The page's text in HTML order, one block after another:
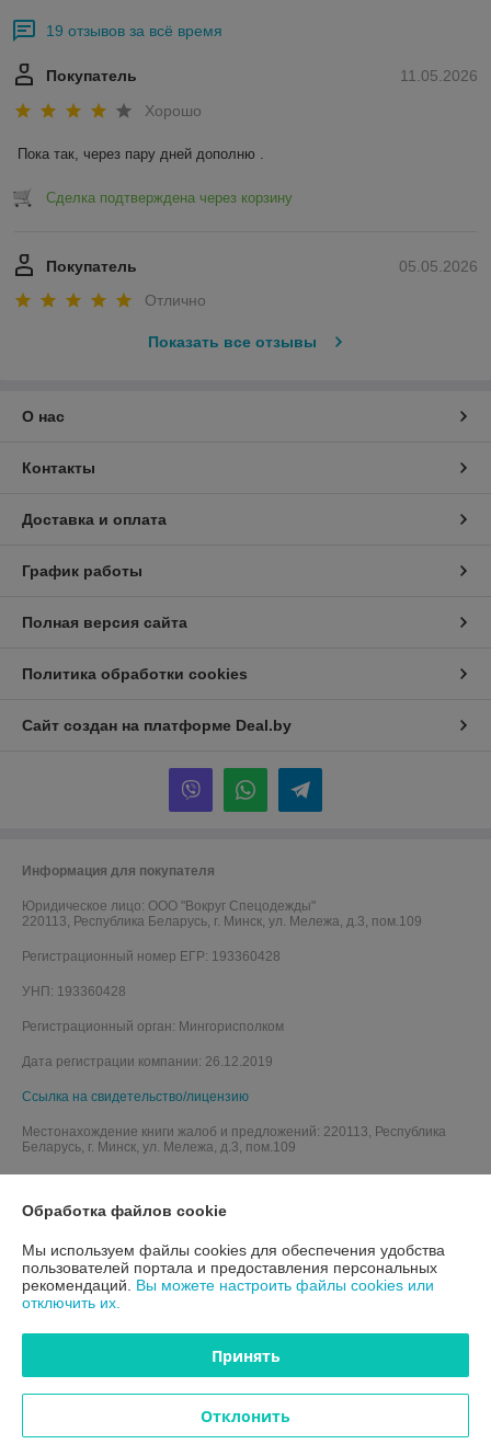
19 отзывов за всё время
11.05.2026
Покупатель
Хорошо
Пока так, через пару дней дополню .
Сделка подтверждена через корзину
05.05.2026
Покупатель
Отлично
Показать все отзывы
О нас
Контакты
Доставка и оплата
График работы
Полная версия сайта
Политика обработки cookies
Сайт создан на платформе Deal.by
Информация для покупателя
Юридическое лицо: ООО "Вокруг Спецодежды"
220113, Республика Беларусь, г. Минск, ул. Мележа, д.3, пом.109
Регистрационный номер ЕГР: 193360428
УНП: 193360428
Регистрационный орган: Мингорисполком
Дата регистрации компании: 26.12.2019
Ссылка на свидетельство/лицензию
Местонахождение книги жалоб и предложений: 220113, Республика
Беларусь, г. Минск, ул. Мележа, д.3, пом.109
Обработка файлов cookie
Мы используем файлы cookies для обеспечения удобства
пользователей портала и предоставления персональных
рекомендаций. Вы можете настроить файлы cookies или
отключить их.
Принять
Отклонить